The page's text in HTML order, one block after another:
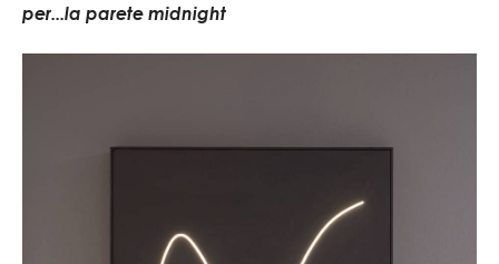
per...la parete midnight